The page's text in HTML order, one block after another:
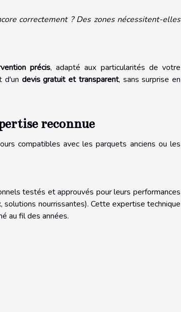
correctement ? Des zones nécessitent-elles
précis, adapté aux particularités de votre
d'un devis gratuit et transparent, sans surprise en
reconnue
compatibles avec les parquets anciens ou les
testés et approuvés pour leurs performances
nourrissantes). Cette expertise technique
au fil des années.